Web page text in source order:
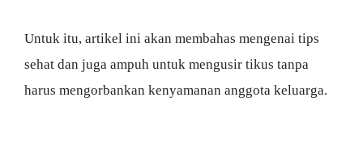
Untuk itu, artikel ini akan membahas mengenai tips
sehat dan juga ampuh untuk mengusir tikus tanpa
harus mengorbankan kenyamanan anggota keluarga.